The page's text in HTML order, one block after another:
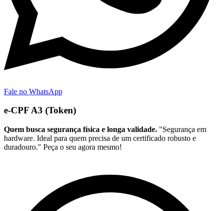
Fale no WhatsApp
e-CPF A3 (Token)
Quem busca segurança física e longa validade. "Segurança em
hardware. Ideal para quem precisa de um certificado robusto e
duradouro." Peça o seu agora mesmo!